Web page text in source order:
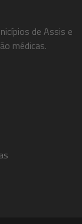
de Assis e
médicas.